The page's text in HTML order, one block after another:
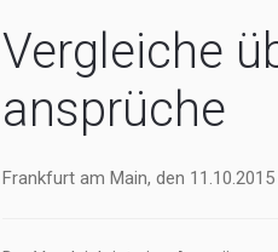
Vergleiche
ansprüche
Frankfurt am Main, den